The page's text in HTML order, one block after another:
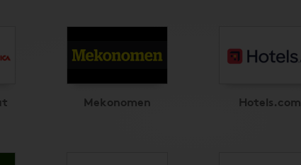
Mekonomen Hotels.com